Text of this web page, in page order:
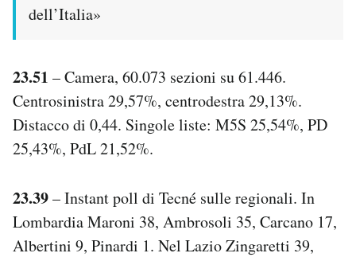
dell’Italia»
23.51 – Camera, 60.073 sezioni su 61.446.
Centrosinistra 29,57%, centrodestra 29,13%.
Distacco di 0,44. Singole liste: M5S 25,54%, PD
25,43%, PdL 21,52%.
23.39– Instant poll di Tecné sulle regionali. In
Lombardia Maroni 38, Ambrosoli 35, Carcano 17,
Albertini 9, Pinardi 1. Nel Lazio Zingaretti 39,